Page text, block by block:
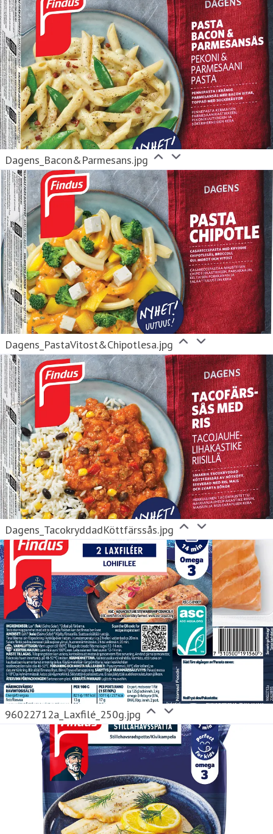
Dagens_Bacon&Parmesans.jpg
Dagens_PastaVitost&Chipotlesa.jpg
Dagens_TacokryddadKöttfärssås.jpg
96022712a_Laxfilé_250g.jpg